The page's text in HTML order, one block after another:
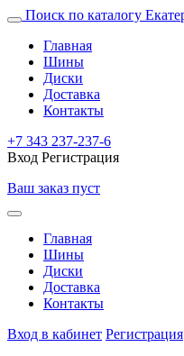
Поиск по каталогу
Главная
Шины
Диски
Доставка
Контакты
+7 343 237-237-6
Вход Регистрация
Ваш заказ пуст
Главная
Шины
Диски
Доставка
Контакты
Вход в кабинет Регистрация